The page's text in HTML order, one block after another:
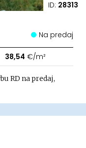
ID: 28313
Na predaj
38,54 €/m²
RD na predaj,